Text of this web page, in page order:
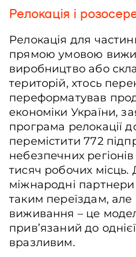
Релокація і
Релокація для
прямою умовою
виробництво або
територій, хтось
переформатував
економіки України,
програма релокації
перемістити 772
небезпечних
тисяч робочих місць.
міжнародні
таким переїздам,
виживання – це
прив’язаний до
вразливим.